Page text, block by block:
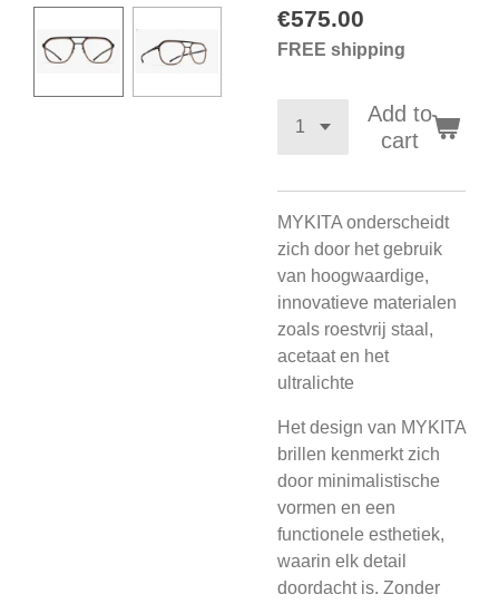
€575.00
FREE shipping
Add to
cart
MYKITA onderscheidt
zich door het gebruik
van hoogwaardige,
innovatieve materialen
zoals roestvrij staal,
acetaat en het
ultralichte
Het design van MYKITA
brillen kenmerkt zich
door minimalistische
vormen en een
functionele esthetiek,
waarin elk detail
doordacht is. Zonder